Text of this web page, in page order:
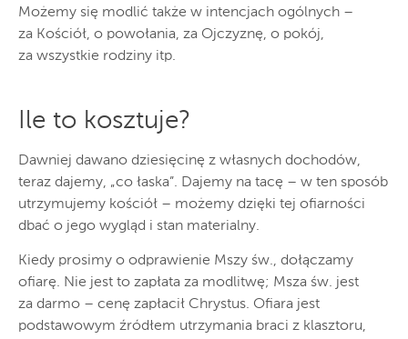
Możemy się modlić także w intencjach ogólnych –
za Kościół, o powołania, za Ojczyznę, o pokój,
za wszystkie rodziny itp.
Ile to kosztuje?
Dawniej dawano dziesięcinę z własnych dochodów,
teraz dajemy, „co łaska”. Dajemy na tacę – w ten sposób
utrzymujemy kościół – możemy dzięki tej ofiarności
dbać o jego wygląd i stan materialny.
Kiedy prosimy o odprawienie Mszy św., dołączamy
ofiarę. Nie jest to zapłata za modlitwę; Msza św. jest
za darmo – cenę zapłacił Chrystus. Ofiara jest
podstawowym źródłem utrzymania braci z klasztoru,